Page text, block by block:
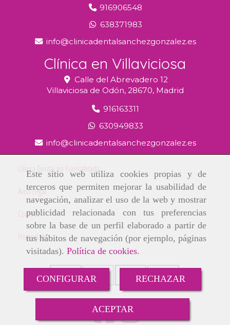
Este sitio web utiliza cookies propias y de
terceros que permiten mejorar la usabilidad de
navegación, analizar el uso de la web y mostrar
publicidad relacionada con tus preferencias
sobre la base de un perfil elaborado a partir de
tus hábitos de navegación (por ejemplo, páginas
visitadas). Política de cookies.
CONFIGURAR RECHAZAR
ACEPTAR
916906548
638371983
info
clinicadentalsanchezgonzalez.es
Clínica en Villaviciosa
Calle del Abrevadero 12
Villaviciosa de Odón, 28670, Madrid
916163311
630949833
info
clinicadentalsanchezgonzalez.es
Clínica Dental en Fuenlabrada
Aviso Legal
Cookies
Privacidad